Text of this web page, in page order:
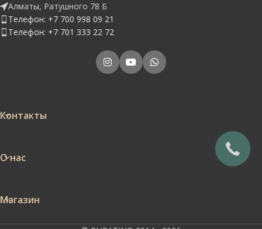
Алматы, Ратушного 78 Б
Телефон: +7 700 998 09 21
Телефон: +7 701 333 22 72
Контакты
О нас
Магазин